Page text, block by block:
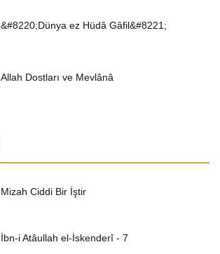
&#8220;Dünya ez Hüdâ Gâfil&#8221;
Allah Dostları ve Mevlânâ
Mizah Ciddi Bir İştir
İbn-i Atâullah el-İskenderî - 7